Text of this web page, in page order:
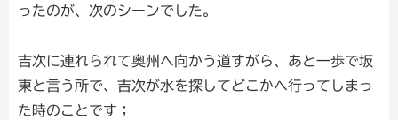
ったのが、次のシーンでした。
吉次に連れられて奥州へ向かう道すがら、あと一歩で坂
東と言う所で、吉次が水を探してどこかへ行ってしまっ
た時のことです；